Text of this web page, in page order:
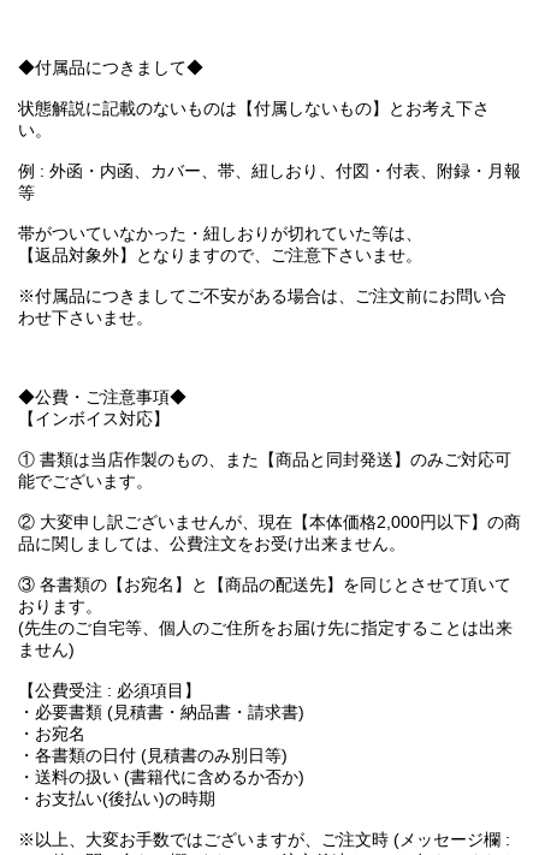
◆付属品につきまして◆
状態解説に記載のないものは【付属しないもの】とお考え下さ
い。
例 : 外函・内函、カバー、帯、紐しおり、付図・付表、附録・月報
等
帯がついていなかった・紐しおりが切れていた等は、
【返品対象外】となりますので、ご注意下さいませ。
※付属品につきましてご不安がある場合は、ご注文前にお問い合
わせ下さいませ。
◆公費・ご注意事項◆
【インボイス対応】
① 書類は当店作製のもの、また【商品と同封発送】のみご対応可
能でございます。
② 大変申し訳ございませんが、現在【本体価格2,000円以下】の商
品に関しましては、公費注文をお受け出来ません。
③ 各書類の【お宛名】と【商品の配送先】を同じとさせて頂いて
おります。
(先生のご自宅等、個人のご住所をお届け先に指定することは出来
ません)
【公費受注 : 必須項目】
・必要書類 (見積書・納品書・請求書)
・お宛名
・各書類の日付 (見積書のみ別日等)
・送料の扱い (書籍代に含めるか否か)
・お支払い(後払い)の時期
※以上、大変お手数ではございますが、ご注文時 (メッセージ欄 :